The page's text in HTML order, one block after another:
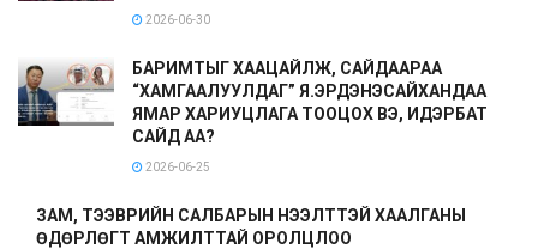
2026-06-30
БАРИМТЫГ ХААЦАЙЛЖ, САЙДААРАА
“ХАМГААЛУУЛДАГ” Я.ЭРДЭНЭСАЙХАНДАА
ЯМАР ХАРИУЦЛАГА ТООЦОХ ВЭ, ИДЭРБАТ
САЙД АА?
2026-06-25
ЗАМ, ТЭЭВРИЙН САЛБАРЫН НЭЭЛТТЭЙ ХААЛГАНЫ
ӨДӨРЛӨГТ АМЖИЛТТАЙ ОРОЛЦЛОО